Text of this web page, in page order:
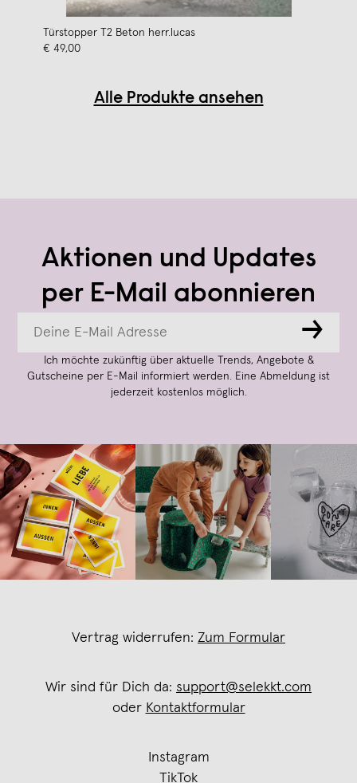
Türstopper T2 Beton herr.lucas
€ 49,00
Alle Produkte ansehen
Aktionen und Updates
per E-Mail abonnieren
→
Ich möchte zukünftig über aktuelle Trends, Angebote &
Gutscheine per E-Mail informiert werden. Eine Abmeldung ist
jederzeit kostenlos möglich.
Vertrag widerrufen: Zum Formular
Wir sind für Dich da: support@selekkt.com
oder Kontaktformular
Instagram
TikTok